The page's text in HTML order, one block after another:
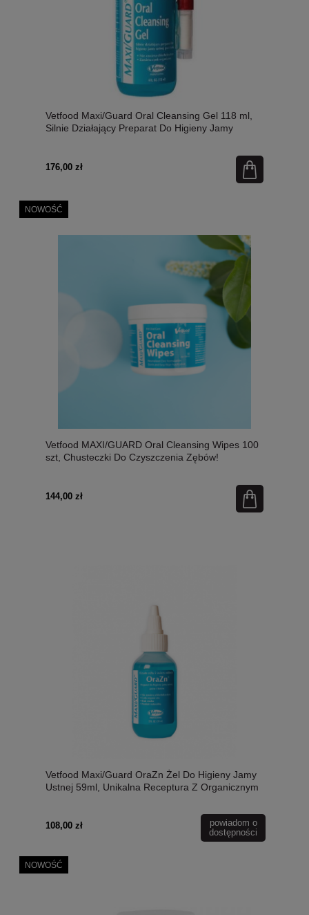
Vetfood Maxi/Guard Oral Cleansing Gel 118 ml,
Silnie Działający Preparat Do Higieny Jamy
Zmniejsza Ból, Stany Zapalne I Drobne Rany!
176,00 zł
Vetfood MAXI/GUARD Oral Cleansing Wipes 100
szt, Chusteczki Do Czyszczenia Zębów!
144,00 zł
NOWOŚĆ
Vetfood Maxi/Guard OraZn Żel Do Higieny Jamy
Ustnej 59ml, Unikalna Receptura Z Organicznym
Odkładaniu Płyki Nazębnej i Stanom Zapalnym
Dziąseł!
108,00 zł
powiadom o
dostępności
NOWOŚĆ